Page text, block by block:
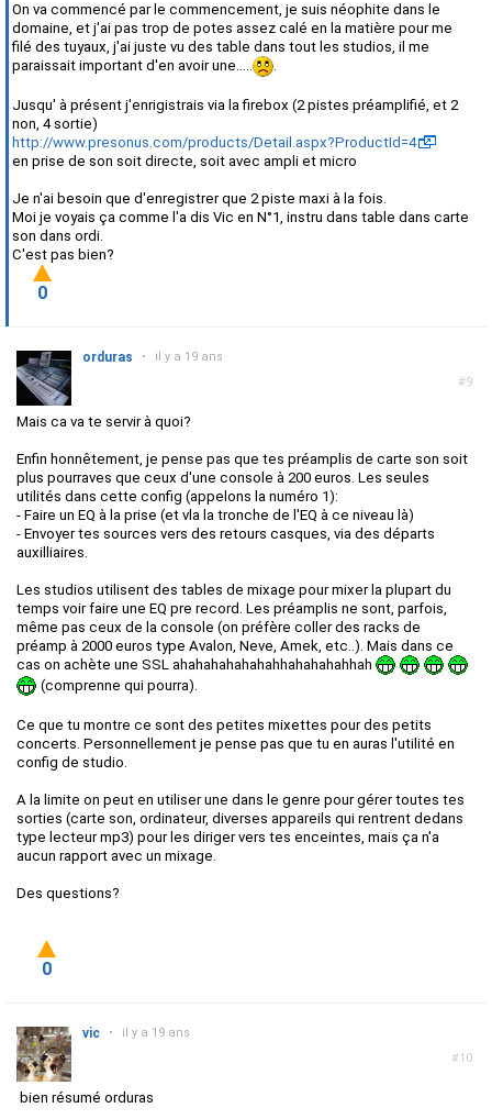
On va commencé par le commencement, je suis néophite dans le
domaine, et j'ai pas trop de potes assez calé en la matière pour me
filé des tuyaux, j'ai juste vu des table dans tout les studios, il me
paraissait important d'en avoir une.....
.
Jusqu' à présent j'enrigistrais via la firebox (2 pistes préamplifié, et 2
non, 4 sortie)
http://www.presonus.com/products/Detail.aspx?ProductId=4
en prise de son soit directe, soit avec ampli et micro
Je n'ai besoin que d'enregistrer que 2 piste maxi à la fois.
Moi je voyais ça comme l'a dis Vic en N°1, instru dans table dans carte
son dans ordi.
C'est pas bien?
0
#9
orduras • il y a 19 ans
Mais ca va te servir à quoi?
Enfin honnêtement, je pense pas que tes préamplis de carte son soit
plus pourraves que ceux d'une console à 200 euros. Les seules
utilités dans cette config (appelons la numéro 1):
- Faire un EQ à la prise (et vla la tronche de l'EQ à ce niveau là)
- Envoyer tes sources vers des retours casques, via des départs
auxilliaires.
Les studios utilisent des tables de mixage pour mixer la plupart du
temps voir faire une EQ pre record. Les préamplis ne sont, parfois,
même pas ceux de la console (on préfère coller des racks de
préamp à 2000 euros type Avalon, Neve, Amek, etc..). Mais dans ce
cas on achète une SSL ahahahahahahahhahahahahhah
(comprenne qui pourra).
Ce que tu montre ce sont des petites mixettes pour des petits
concerts. Personnellement je pense pas que tu en auras l'utilité en
config de studio.
A la limite on peut en utiliser une dans le genre pour gérer toutes tes
sorties (carte son, ordinateur, diverses appareils qui rentrent dedans
type lecteur mp3) pour les diriger vers tes enceintes, mais ça n'a
aucun rapport avec un mixage.
Des questions?
0
#10
vic • il y a 19 ans
bien résumé orduras